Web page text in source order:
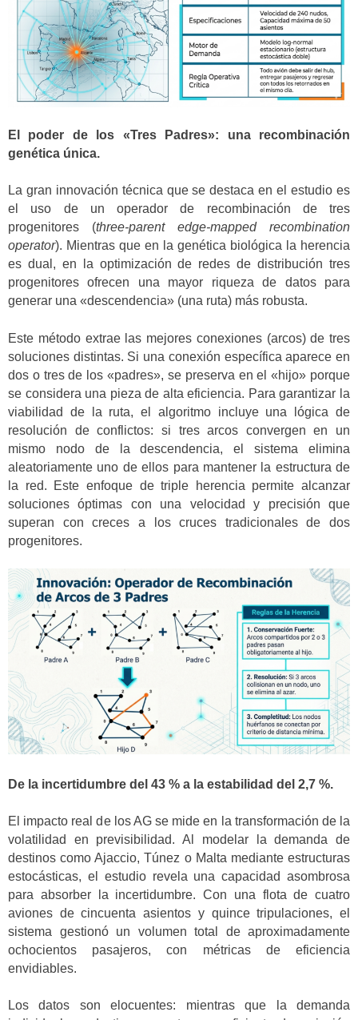
El poder de los «Tres Padres»: una recombinación
genética única.
La gran innovación técnica que se destaca en el estudio es
el uso de un operador de recombinación de tres
progenitores (three-parent edge-mapped recombination
operator). Mientras que en la genética biológica la herencia
es dual, en la optimización de redes de distribución tres
progenitores ofrecen una mayor riqueza de datos para
generar una «descendencia» (una ruta) más robusta.
Este método extrae las mejores conexiones (arcos) de tres
soluciones distintas. Si una conexión específica aparece en
dos o tres de los «padres», se preserva en el «hijo» porque
se considera una pieza de alta eficiencia. Para garantizar la
viabilidad de la ruta, el algoritmo incluye una lógica de
resolución de conflictos: si tres arcos convergen en un
mismo nodo de la descendencia, el sistema elimina
aleatoriamente uno de ellos para mantener la estructura de
la red. Este enfoque de triple herencia permite alcanzar
soluciones óptimas con una velocidad y precisión que
superan con creces a los cruces tradicionales de dos
progenitores.
De la incertidumbre del 43 % a la estabilidad del 2,7 %.
El impacto real de los AG se mide en la transformación de la
volatilidad en previsibilidad. Al modelar la demanda de
destinos como Ajaccio, Túnez o Malta mediante estructuras
estocásticas, el estudio revela una capacidad asombrosa
para absorber la incertidumbre. Con una flota de cuatro
aviones de cincuenta asientos y quince tripulaciones, el
sistema gestionó un volumen total de aproximadamente
ochocientos pasajeros, con métricas de eficiencia
envidiables.
Los datos son elocuentes: mientras que la demanda